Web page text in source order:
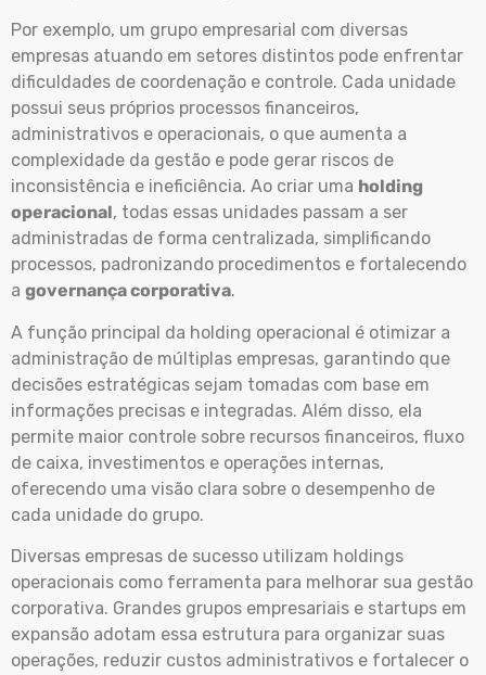
Por exemplo, um grupo empresarial com diversas
empresas atuando em setores distintos pode enfrentar
dificuldades de coordenação e controle. Cada unidade
possui seus próprios processos financeiros,
administrativos e operacionais, o que aumenta a
complexidade da gestão e pode gerar riscos de
inconsistência e ineficiência. Ao criar uma holding
operacional, todas essas unidades passam a ser
administradas de forma centralizada, simplificando
processos, padronizando procedimentos e fortalecendo
a governança corporativa.
A função principal da holding operacional é otimizar a
administração de múltiplas empresas, garantindo que
decisões estratégicas sejam tomadas com base em
informações precisas e integradas. Além disso, ela
permite maior controle sobre recursos financeiros, fluxo
de caixa, investimentos e operações internas,
oferecendo uma visão clara sobre o desempenho de
cada unidade do grupo.
Diversas empresas de sucesso utilizam holdings
operacionais como ferramenta para melhorar sua gestão
corporativa. Grandes grupos empresariais e startups em
expansão adotam essa estrutura para organizar suas
operações, reduzir custos administrativos e fortalecer o